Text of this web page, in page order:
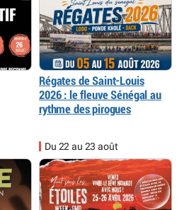
Régates de Saint-Louis
2026 : le fleuve Sénégal au
rythme des pirogues
Du 22 au 23 août